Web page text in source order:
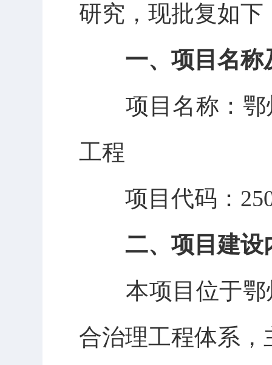
研究，现批复如下
一、 项目名称
项目名称： 鄂
工程
项目代码：
二、 项目建设
本项目位于
合治理工程体系，